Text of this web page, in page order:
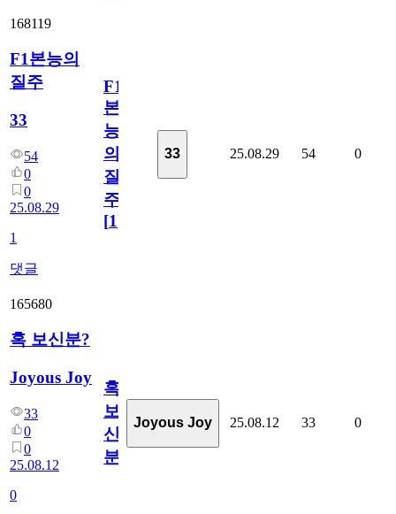
168119
F1본능의
질주
33
54
0
0
25.08.29
1
댓글
F1
본
능
의
질
주
[1]
33 25.08.29 54 0
165680
혹 보신분?
Joyous Joy
33
0
0
25.08.12
0
혹
보
신
분?
Joyous Joy 25.08.12 33 0